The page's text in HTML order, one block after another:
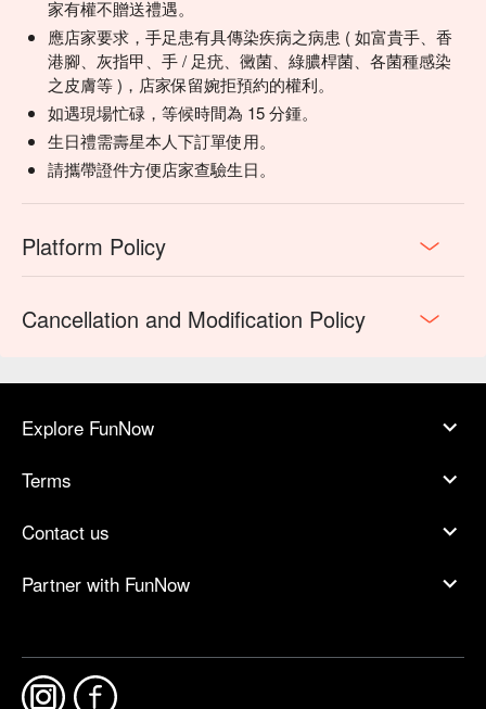
家有權不贈送禮遇。
應店家要求，手足患有具傳染疾病之病患 ( 如富貴手、香
港腳、灰指甲、手 / 足疣、黴菌、綠膿桿菌、各菌種感染
之皮膚等 )，店家保留婉拒預約的權利。
如遇現場忙碌，等候時間為 15 分鍾。
生日禮需壽星本人下訂單使用。
請攜帶證件方便店家查驗生日。
Platform Policy
Cancellation and Modification Policy
Explore FunNow
Terms
Contact us
Partner with FunNow